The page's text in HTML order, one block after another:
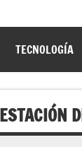
TECNOLOGÍA